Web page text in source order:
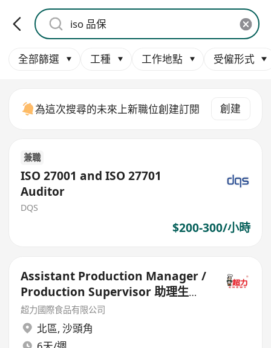
全部篩選 工種 工作地點 受僱形式
為這次搜尋的未來上新職位創建訂閱 創建
兼職
ISO 27001 and ISO 27701
Auditor
DQS
$200-300/小時
Assistant Production Manager /
Production Supervisor 助理生產
經理 / 生產主管
超力國際食品有限公司
北區, 沙頭角